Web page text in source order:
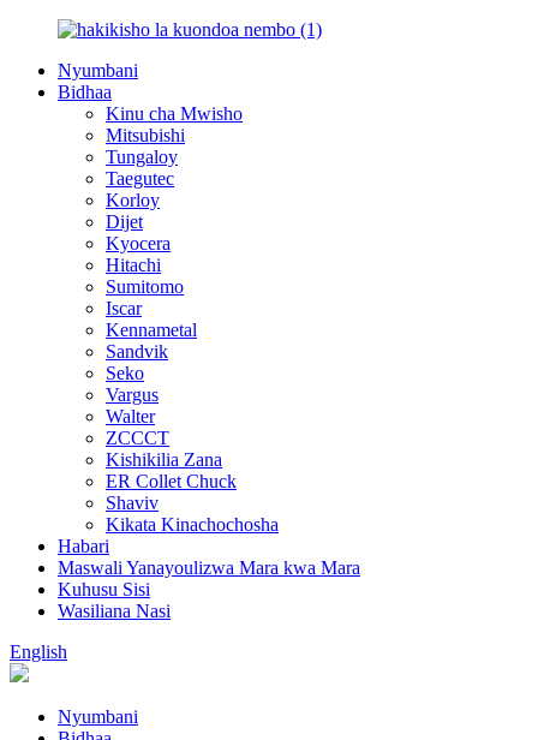
Nyumbani
Bidhaa
Kinu cha Mwisho
Mitsubishi
Tungaloy
Taegutec
Korloy
Dijet
Kyocera
Hitachi
Sumitomo
Iscar
Kennametal
Sandvik
Seko
Vargus
Walter
ZCCCT
Kishikilia Zana
ER Collet Chuck
Shaviv
Kikata Kinachochosha
Habari
Maswali Yanayoulizwa Mara kwa Mara
Kuhusu Sisi
Wasiliana Nasi
English
Nyumbani